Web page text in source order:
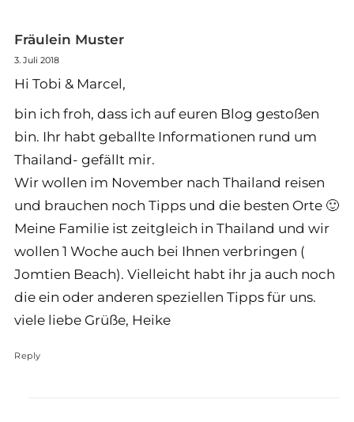
Fräulein Muster
3. Juli 2018
Hi Tobi & Marcel,
bin ich froh, dass ich auf euren Blog gestoßen
bin. Ihr habt geballte Informationen rund um
Thailand- gefällt mir.
Wir wollen im November nach Thailand reisen
und brauchen noch Tipps und die besten Orte 🙂
Meine Familie ist zeitgleich in Thailand und wir
wollen 1 Woche auch bei Ihnen verbringen (
Jomtien Beach). Vielleicht habt ihr ja auch noch
die ein oder anderen speziellen Tipps für uns.
viele liebe Grüße, Heike
Reply